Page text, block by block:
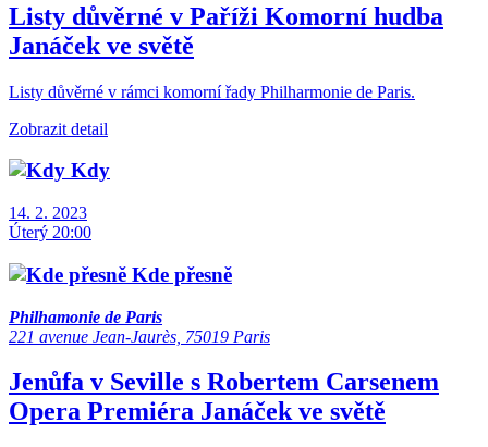
Listy důvěrné v Paříži Komorní hudba
Janáček ve světě
Listy důvěrné v rámci komorní řady Philharmonie de Paris.
Zobrazit detail
Kdy
14. 2. 2023
Úterý 20:00
Kde přesně
Philhamonie de Paris
221 avenue Jean-Jaurès, 75019 Paris
Jenůfa v Seville s Robertem Carsenem
Opera Premiéra Janáček ve světě